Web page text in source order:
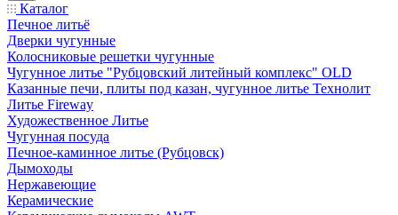
Каталог
Печное литьё
Дверки чугунные
Колосниковые решетки чугунные
Чугунное литье "Рубцовский литейный комплекс" OLD
Казанные печи, плиты под казан, чугунное литье Технолит
Литье Fireway
Художественное Литье
Чугунная посуда
Печное-каминное литье (Рубцовск)
Дымоходы
Нержавеющие
Керамические